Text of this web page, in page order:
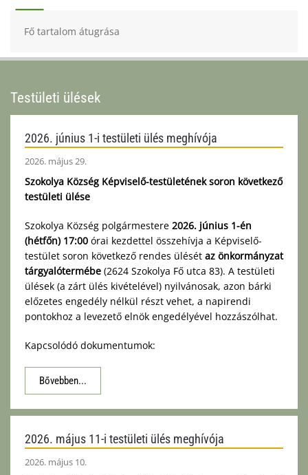
Fő tartalom átugrása
Testületi ülések
2026. június 1-i testületi ülés meghívója
2026. május 29.
Szokolya Község Képviselő-testületének soron következő
testületi ülése
Szokolya Község polgármestere 2026. június 1-én
(hétfőn) 17:00 órai kezdettel összehívja a Képviselő-
testület soron következő rendes ülését az önkormányzat
tárgyalótermébe (2624 Szokolya Fő utca 83). A testületi
ülések (a zárt ülés kivételével) nyilvánosak, azon bárki
előzetes engedély nélkül részt vehet, a napirendi
pontokhoz a levezető elnök engedélyével hozzászólhat.
Kapcsolódó dokumentumok:
Bővebben...
2026. május 11-i testületi ülés meghívója
2026. május 10.